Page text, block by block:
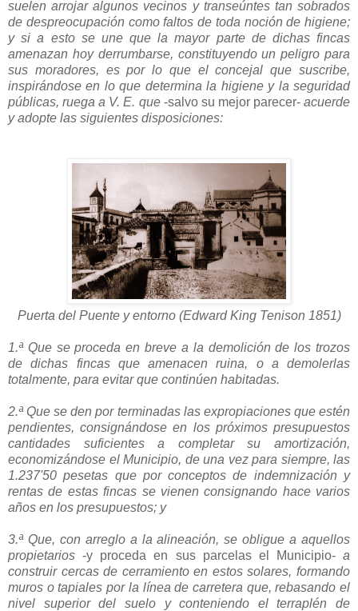
suelen arrojar algunos vecinos y transeúntes tan sobrados
de despreocupación como faltos de toda noción de higiene;
y si a esto se une que la mayor parte de dichas fincas
amenazan hoy derrumbarse, constituyendo un peligro para
sus moradores, es por lo que el concejal que suscribe,
inspirándose en lo que determina la higiene y la seguridad
públicas, ruega a V. E. que -salvo su mejor parecer-acuerde
y adopte las siguientes disposiciones:
Puerta del Puente y entorno (Edward King Tenison 1851)
1.ª Que se proceda en breve a la demolición de los trozos
de dichas fincas que amenacen ruina, o a demolerlas
totalmente, para evitar que continúen habitadas.
2.ª Que se den por terminadas las expropiaciones que estén
pendientes, consignándose en los próximos presupuestos
cantidades suficientes a completar su amortización,
economizándose el Municipio, de una vez para siempre, las
1.237'50 pesetas que por conceptos de indemnización y
rentas de estas fincas se vienen consignando hace varios
años en los presupuestos; y
3.ª Que, con arreglo a la alineación, se obligue a aquellos
propietarios-y proceda en sus parcelas el Municipio-a
construir cercas de cerramiento en estos solares, formando
muros o tapiales por la línea de carretera que, rebasando el
nivel superior del suelo y conteniendo el terraplén de